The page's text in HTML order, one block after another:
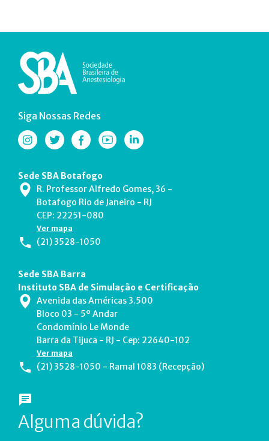
Siga Nossas Redes
Sede SBA Botafogo
R. Professor Alfredo Gomes, 36 -
Botafogo Rio de Janeiro - RJ
CEP: 22251-080
Ver mapa
(21) 3528-1050
Sede SBA Barra
Instituto SBA de Simulação e Certificação
Avenida das Américas 3.500
Bloco 03 - 5º Andar
Condomínio Le Monde
Barra da Tijuca - RJ - Cep: 22640-102
Ver mapa
(21) 3528-1050 - Ramal 1083 (Recepção)
Alguma dúvida?